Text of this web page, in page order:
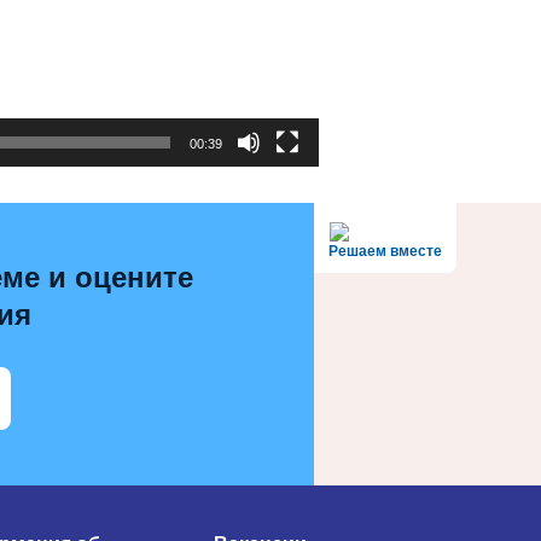
00:39
Решаем вместе
и оцените